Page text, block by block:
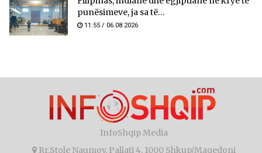
punësimeve, ja sa të...
11:55 / 06.08.2026
InfoShqip Media
Rr.Stole Naumov, Pallati 4, 1000 Shkup/Maqedoni